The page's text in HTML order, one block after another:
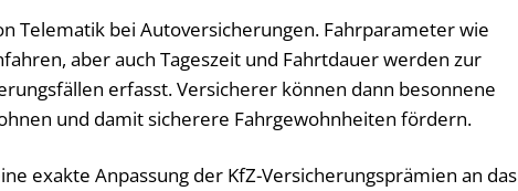
Telematik bei Autoversicherungen. Fahrparameter wie
aber auch Tageszeit und Fahrtdauer werden zur
erfasst. Versicherer können dann besonnene
und damit sicherere Fahrgewohnheiten fördern.
exakte Anpassung der KfZ-Versicherungsprämien an das